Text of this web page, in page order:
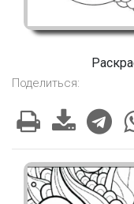
Поделиться: